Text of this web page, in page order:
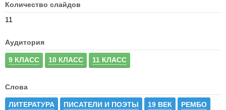
Количество слайдов
11
Аудитория
9 КЛАСС 10 КЛАСС 11 КЛАСС
Слова
ЛИТЕРАТУРА ПИСАТЕЛИ И ПОЭТЫ 19 ВЕК РЕМБО